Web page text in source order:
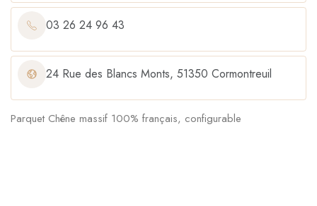
03 26 24 96 43
24 Rue des Blancs Monts, 51350 Cormontreuil
Parquet Chêne massif 100% français, configurable